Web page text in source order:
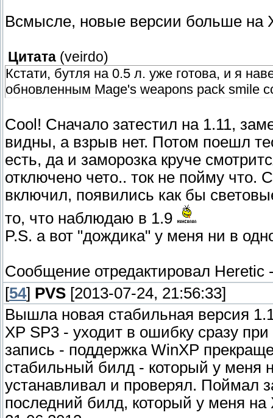
Всмысле, новые версии больше на
Цитата (veirdo)
Кстати, бутля на 0.5 л. уже готова, и я
обновленным Mage's weapons pack smile
Cool! Сначало затестил на 1.11,
видны, а взрыв нет. Потом поешл
есть, да и заморозка круче
отключено чето.. ток не пойму что.
включил, появились как бы
то, что наблюдаю в 1.9
P.S. а вот "дождика" у меня ни в
Сообщение отредактировал Heretic
[54] PVS [2013-07-24, 21:56:33]
Вышла новая стабильная версия
ХР SP3 - уходит в ошибку сразу
запись - поддержка WinXP
стабильный билд - который у меня
устанавливал и проверял. Поймал
последний билд, который у меня